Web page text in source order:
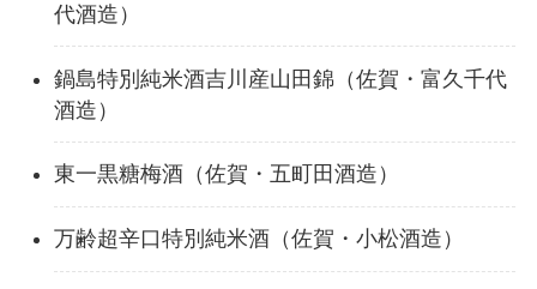
代酒造）
鍋島特別純米酒吉川産山田錦（佐賀・富久千代
酒造）
東一黒糖梅酒（佐賀・五町田酒造）
万齢超辛口特別純米酒（佐賀・小松酒造）